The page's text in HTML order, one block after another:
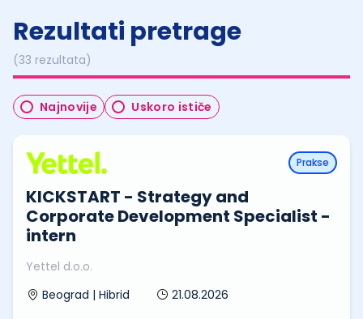
Rezultati pretrage
(33 rezultata)
Najnovije Uskoro ističe
Prakse
KICKSTART - Strategy and
Corporate Development Specialist -
intern
Yettel d.o.o.
Beograd | Hibrid
21.08.2026